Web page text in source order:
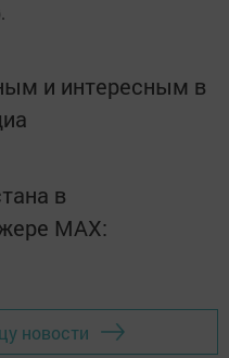
и интересным в
в
MАХ:
новости